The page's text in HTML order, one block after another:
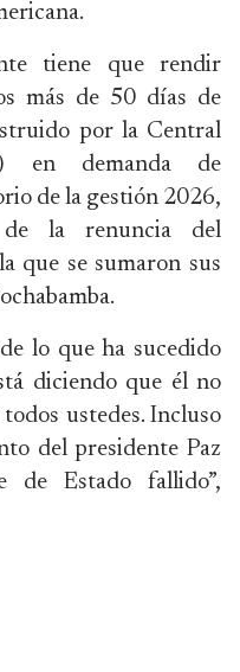
tiene que rendir
más de 50 días de
por la Central
en demanda de
de la gestión 2026,
la renuncia del
que se sumaron sus
lo que ha sucedido
diciendo que él no
ustedes. Incluso
del presidente Paz
de Estado fallido”,